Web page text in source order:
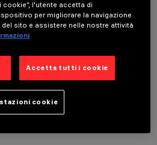
obbligatori per installare e utilizzare correttamente il
l'utente accetta di
per migliorare la navigazione
sito e assistere nelle nostre attività
Accetta tutti i cookie
cookie